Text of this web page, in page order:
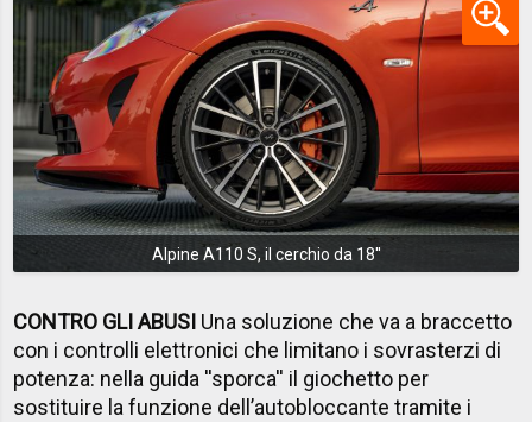
Alpine A110 S, il cerchio da 18''
CONTRO GLI ABUSI Una soluzione che va a braccetto
con i controlli elettronici che limitano i sovrasterzi di
potenza: nella guida ''sporca'' il giochetto per
sostituire la funzione dell’autobloccante tramite i